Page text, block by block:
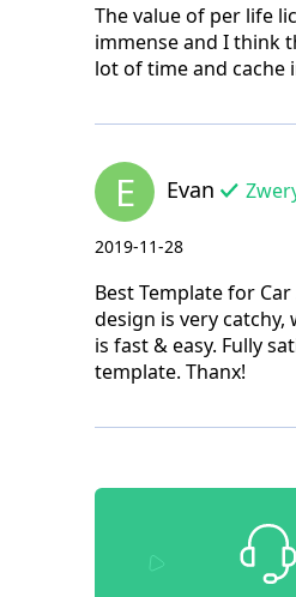
The value of per life
immense and I think
lot of time and cache
E Evan
2019-11-28
Best Template for Car
design is very
is fast & easy. Fully
template. Thanx!